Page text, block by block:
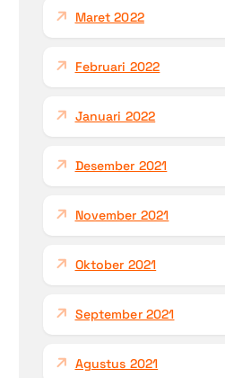
Maret 2022
Februari 2022
Januari 2022
Desember 2021
November 2021
Oktober 2021
September 2021
Agustus 2021